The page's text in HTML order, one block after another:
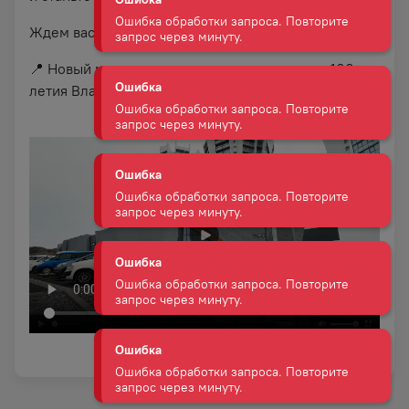
Ждем вас в «Дилан Профи»! ❤️
📍 Новый магазин находится по адресу: пр-т 100-
летия Владивостока, 168, (ЖК "Сингапур").
Ошибка
Ошибка обработки запроса. Повторите
Ошибка
Ошибка обработки запроса. Повторите
Ошибка
Ошибка обработки запроса. Повторите
Ошибка
Ошибка обработки запроса. Повторите
Ошибка